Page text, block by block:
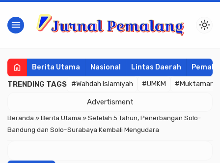
menu light_mode
home Berita Utama Nasional Lintas Daerah
TRENDING TAGS #Wahdah Islamiyah #UMKM #Muktamar
Advertisment
Beranda »Berita Utama »Setelah 5 Tahun, Penerbangan Solo-
Bandung dan Solo-Surabaya Kembali Mengudara